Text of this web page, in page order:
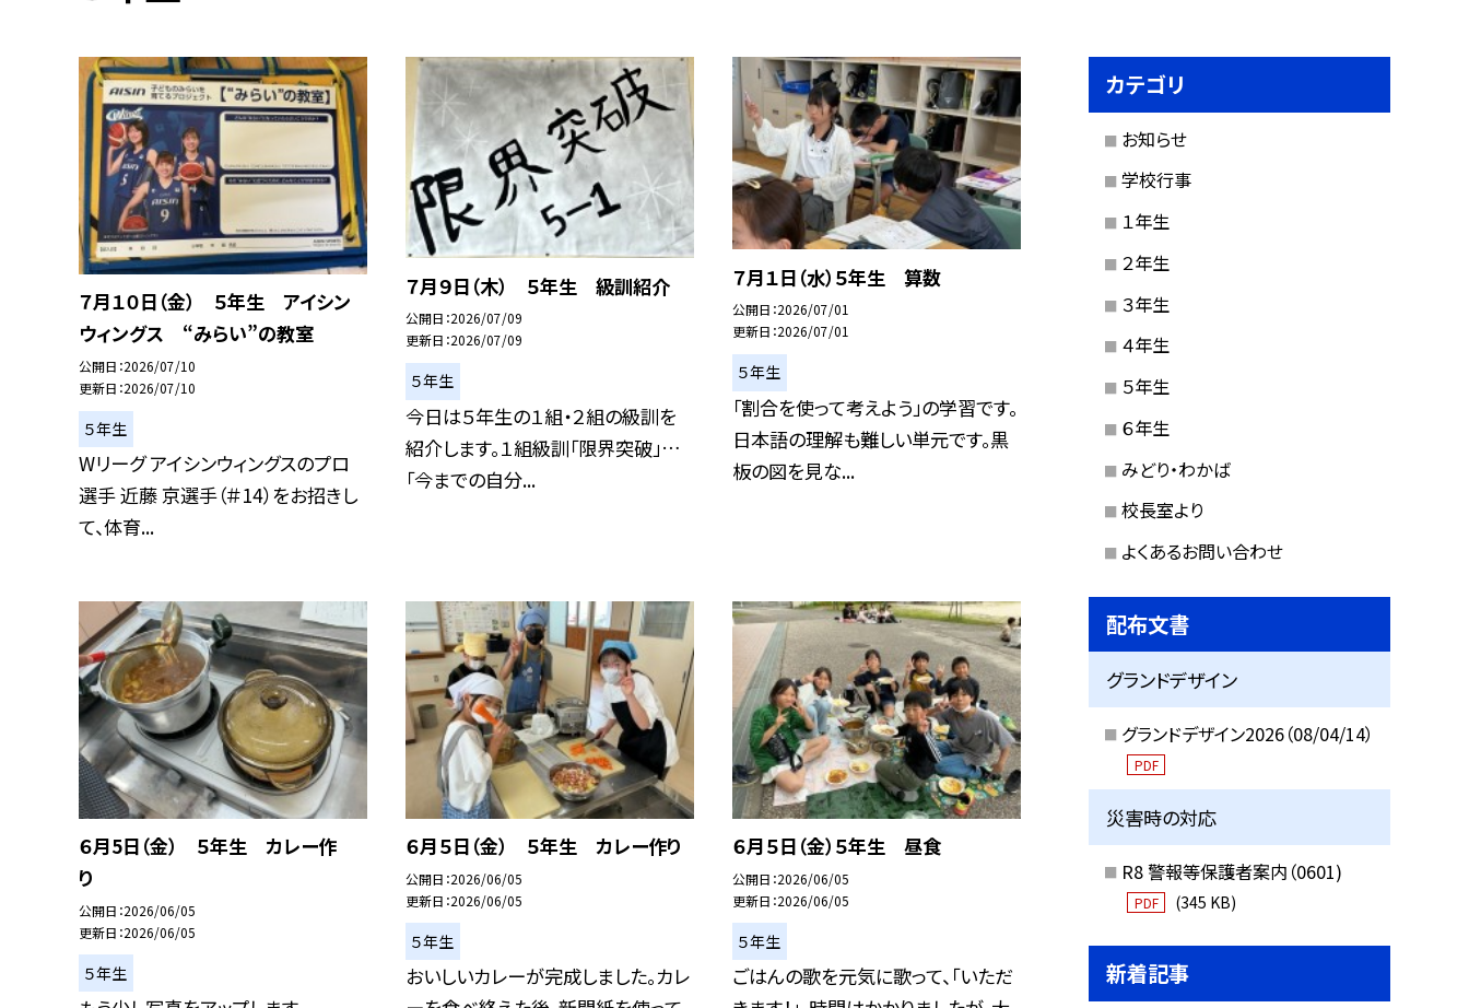
７月１０日（金） ５年生 アイシン
ウィングス “みらい”の教室
公開日 2026/07/10
更新日 2026/07/10
５年生
Wリーグ アイシンウィングスのプロ
選手 近藤 京選手（＃14）をお招きし
て、体育...
７月９日（木） ５年生 級訓紹介
公開日 2026/07/09
更新日 2026/07/09
５年生
今日は５年生の１組・２組の級訓を
紹介します。１組級訓「限界突破」…
「今までの自分...
７月１日（水）５年生 算数
公開日 2026/07/01
更新日 2026/07/01
５年生
「割合を使って考えよう」の学習です。
日本語の理解も難しい単元です。黒
板の図を見な...
６月5日（金） ５年生 カレー作
り
公開日 2026/06/05
更新日 2026/06/05
５年生
６月５日（金） ５年生 カレー作り
公開日 2026/06/05
更新日 2026/06/05
５年生
おいしいカレーが完成しました。カレ
６月５日（金）５年生 昼食
公開日 2026/06/05
更新日 2026/06/05
５年生
ごはんの歌を元気に歌って、「いただ
カテゴリ
お知らせ
学校行事
１年生
２年生
３年生
４年生
５年生
６年生
みどり・わかば
校長室より
よくあるお問い合わせ
配布文書
グランドデザイン
グランドデザイン2026（08/04/14）
PDF
災害時の対応
R8 警報等保護者案内（0601)
PDF (345 KB)
新着記事